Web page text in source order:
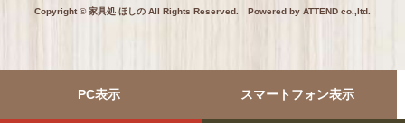
Copyright © 家具処 ほしの All Rights Reserved. Powered by ATTEND co.,ltd.
PC表示 スマートフォン表示